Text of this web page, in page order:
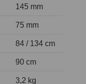
145 mm
75 mm
84 / 134 cm
90 cm
3,2 kg